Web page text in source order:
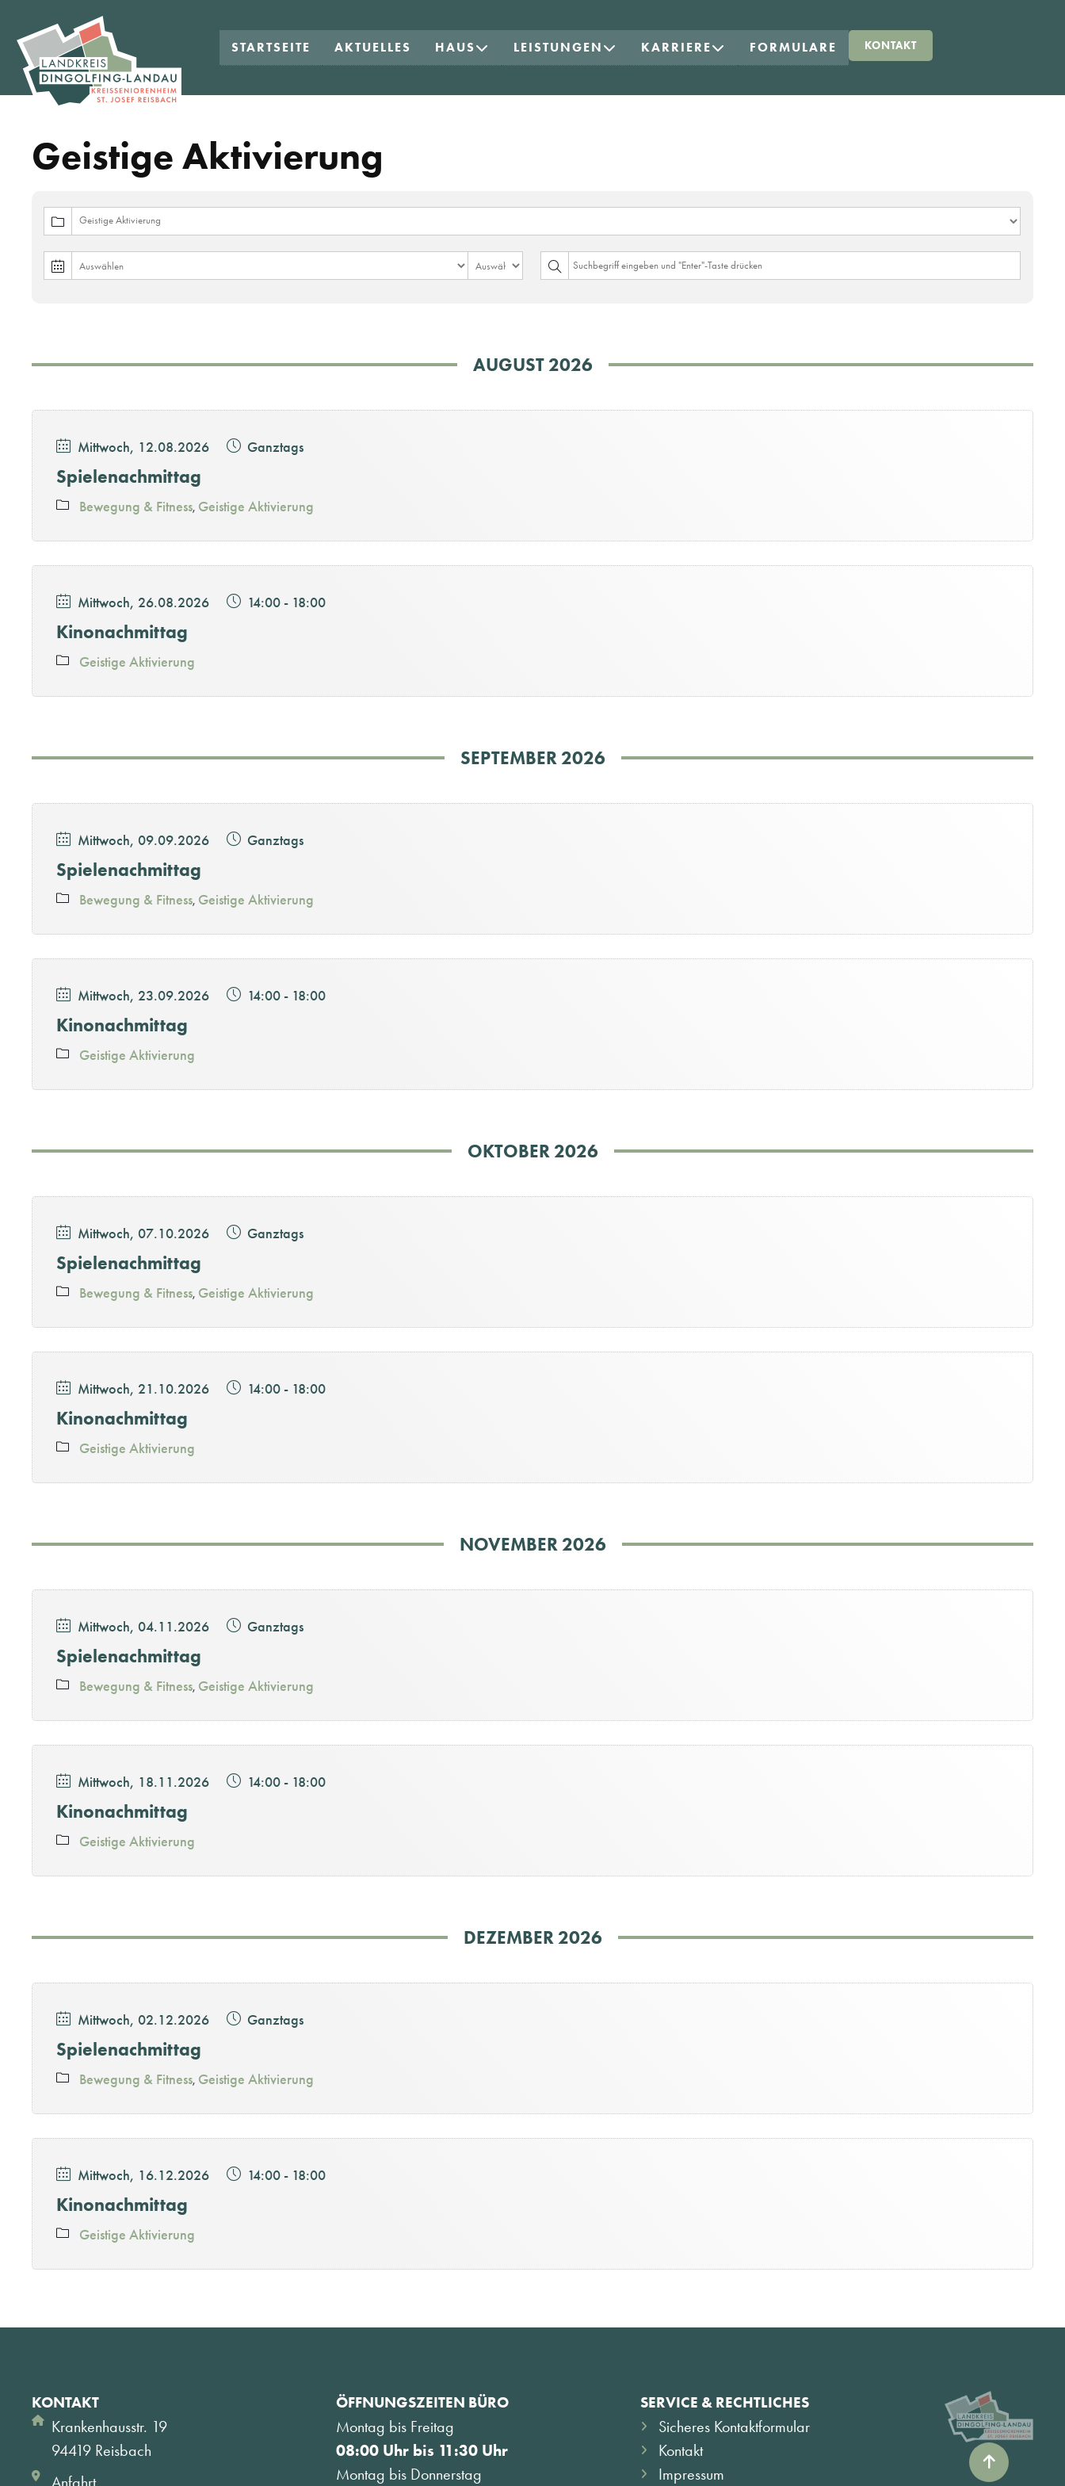
STARTSEITE AKTUELLES HAUS LEISTUNGEN KARRIERE FORMULARE KONTAKT
Geistige Aktivierung
AUGUST 2026
Mittwoch, 12.08.2026 Ganztags
Spielenachmittag
Bewegung & Fitness Geistige Aktivierung
Mittwoch, 26.08.2026 14:00 - 18:00
Kinonachmittag
Geistige Aktivierung
SEPTEMBER 2026
Mittwoch, 09.09.2026 Ganztags
Spielenachmittag
Bewegung & Fitness Geistige Aktivierung
Mittwoch, 23.09.2026 14:00 - 18:00
Kinonachmittag
Geistige Aktivierung
OKTOBER 2026
Mittwoch, 07.10.2026 Ganztags
Spielenachmittag
Bewegung & Fitness Geistige Aktivierung
Mittwoch, 21.10.2026 14:00 - 18:00
Kinonachmittag
Geistige Aktivierung
NOVEMBER 2026
Mittwoch, 04.11.2026 Ganztags
Spielenachmittag
Bewegung & Fitness Geistige Aktivierung
Mittwoch, 18.11.2026 14:00 - 18:00
Kinonachmittag
Geistige Aktivierung
DEZEMBER 2026
Mittwoch, 02.12.2026 Ganztags
Spielenachmittag
Bewegung & Fitness Geistige Aktivierung
Mittwoch, 16.12.2026 14:00 - 18:00
Kinonachmittag
Geistige Aktivierung
KONTAKT
Krankenhausstr. 19
94419 Reisbach
Anfahrt
ÖFFNUNGSZEITEN BÜRO
Montag bis Freitag
08:00 Uhr bis 11:30 Uhr
Montag bis Donnerstag
SERVICE & RECHTLICHES
Sicheres Kontaktformular
Kontakt
Impressum